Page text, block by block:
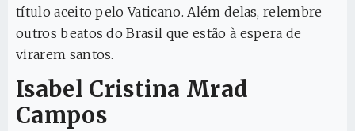
título aceito pelo Vaticano. Além delas, relembre
outros beatos do Brasil que estão à espera de
virarem santos.
Isabel Cristina Mrad
Campos